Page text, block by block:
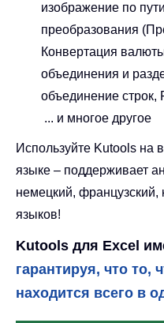
изображение по
преобразования
Конвертация
объединения и
объединение строк,
... и многое другое
Используйте Kutools на
языке – поддерживает
немецкий, французский,
языков!
Kutools для Excel
гарантируя, что то,
находится всего в